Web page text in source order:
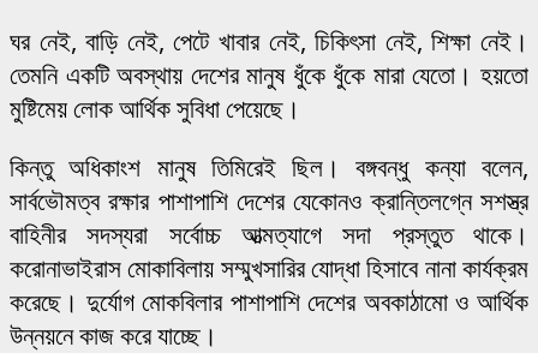
ঘর নেই, বাড়ি নেই, পেটে খাবার নেই, চিকিৎসা নেই, শিক্ষা নেই।
তেমনি একটি অবস্থায় দেশের মানুষ ধুঁকে ধুঁকে মারা যেতো। হয়তো
মুষ্টিমেয় লোক আর্থিক সুবিধা পেয়েছে।
কিন্তু অধিকাংশ মানুষ তিমিরেই ছিল। বঙ্গবন্ধু কন্যা বলেন,
সার্বভৌমত্ব রক্ষার পাশাপাশি দেশের যেকোনও ক্রান্তিলগ্নে সশস্ত্র
বাহিনীর সদস্যরা সর্বোচ্চ আত্মত্যাগে সদা প্রস্তুত থাকে।
করোনাভাইরাস মোকাবিলায় সম্মুখসারির যোদ্ধা হিসাবে নানা কার্যক্রম
করেছে। দুর্যোগ মোকবিলার পাশাপাশি দেশের অবকাঠামো ও আর্থিক
উন্নয়নে কাজ করে যাচ্ছে।